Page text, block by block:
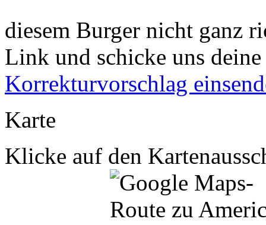
diesem Burger nicht ganz
Link und schicke uns
Korrekturvorschlag
Karte
Klicke auf den